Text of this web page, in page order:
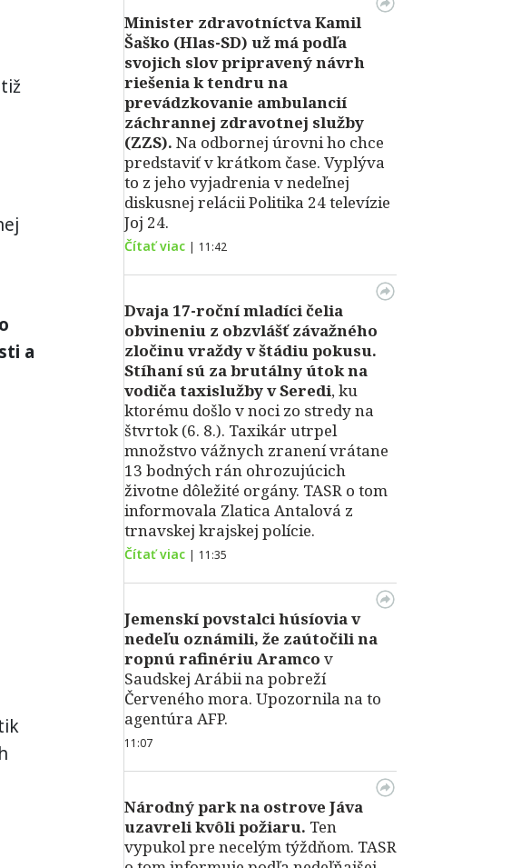
a
Minister zdravotníctva Kamil
Šaško (Hlas-SD) už má podľa
svojich slov pripravený návrh
riešenia k tendru na
prevádzkovanie ambulancií
záchrannej zdravotnej služby
(ZZS). Na odbornej úrovni ho chce
predstaviť v krátkom čase. Vyplýva
to z jeho vyjadrenia v nedeľnej
diskusnej relácii Politika 24 televízie
Joj 24.
Čítať viac | 11:42
Dvaja 17-roční mladíci čelia
obvineniu z obzvlášť závažného
zločinu vraždy v štádiu pokusu.
Stíhaní sú za brutálny útok na
vodiča taxislužby v Seredi, ku
ktorému došlo v noci zo stredy na
štvrtok (6. 8.). Taxikár utrpel
množstvo vážnych zranení vrátane
13 bodných rán ohrozujúcich
životne dôležité orgány. TASR o tom
informovala Zlatica Antalová z
trnavskej krajskej polície.
Čítať viac | 11:35
Jemenskí povstalci húsíovia v
nedeľu oznámili, že zaútočili na
ropnú rafinériu Aramco v
Saudskej Arábii na pobreží
Červeného mora. Upozornila na to
agentúra AFP.
11:07
Národný park na ostrove Jáva
uzavreli kvôli požiaru. Ten
vypukol pre necelým týždňom. TASR